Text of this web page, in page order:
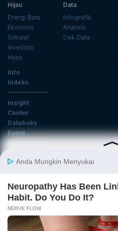
Hijau
Energi Baru
Ekonomi
Sirkular
Investasi
Hijau
Data
Infografik
Analisis
Cek Data
Info
Indeks
Insight
Center
Databoks
Event
KatadataOto
Email